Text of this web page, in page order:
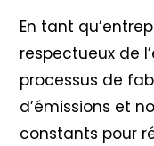
En tant
respectueux de
processus de
d’émissions et
constants pour